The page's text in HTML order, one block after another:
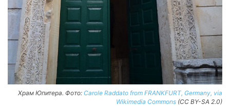
Храм Юпитера. Фото: Carole Raddato from FRANKFURT, Germany, via
Wikimedia Commons (CC BY-SA 2.0)